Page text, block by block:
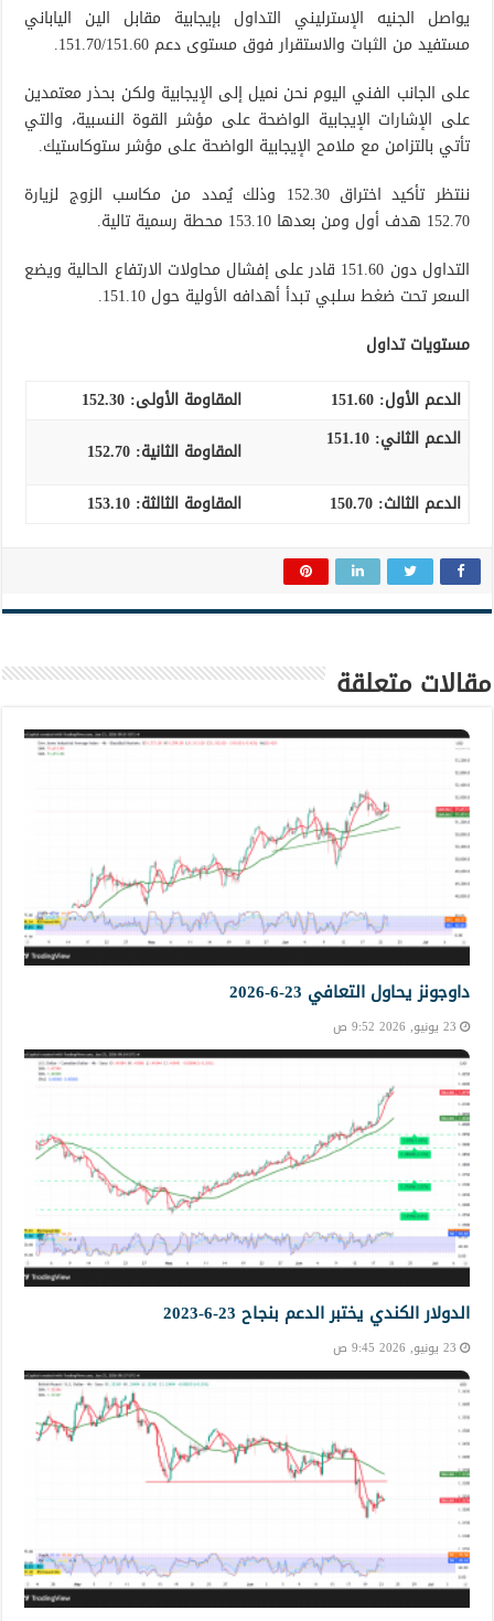
يواصل الجنيه الإسترليني التداول بإيجابية مقابل الين الياباني
مستفيد من الثبات والاستقرار فوق مستوى دعم 151.70/151.60.
على الجانب الفني اليوم نحن نميل إلى الإيجابية ولكن بحذر معتمدين
على الإشارات الإيجابية الواضحة على مؤشر القوة النسبية، والتي
تأتي بالتزامن مع ملامح الإيجابية الواضحة على مؤشر ستوكاستيك.
ننتظر تأكيد اختراق 152.30 وذلك يُمدد من مكاسب الزوج لزيارة
152.70 هدف أول ومن بعدها 153.10 محطة رسمية تالية.
التداول دون 151.60 قادر على إفشال محاولات الارتفاع الحالية ويضع
السعر تحت ضغط سلبي تبدأ أهدافه الأولية حول 151.10.
مستويات تداول
الدعم الأول: 151.60 المقاومة الأولى: 152.30
الدعم الثاني: 151.10 المقاومة الثانية: 152.70
الدعم الثالث:
المقاومة الثالثة: 153.10
مقالات متعلقة
داوجونز يحاول التعافي 23-6-2026
23 يونيو, 2026 9:52 ص
الدولار الكندي يختبر الدعم بنجاح 23-6-2023
23 يونيو, 2026 9:45 ص